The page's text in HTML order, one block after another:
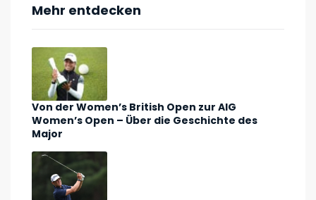
Mehr entdecken
Von der Women’s British Open zur AIG
Women’s Open – Über die Geschichte des
Major